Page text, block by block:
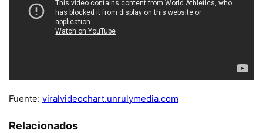
Fuente: viralvideochart.unrulymedia.com
Relacionados